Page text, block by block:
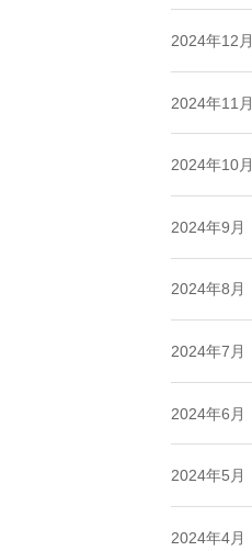
2024年12月
2024年11月
2024年10月
2024年9月
2024年8月
2024年7月
2024年6月
2024年5月
2024年4月